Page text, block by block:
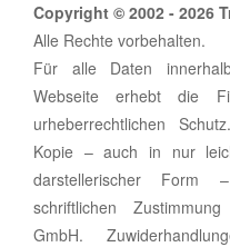
Copyright © 2002 - 2026
Alle Rechte vorbehalten.
Für alle Daten
Webseite erhebt die
urheberrechtlichen
Kopie – auch in nur
darstellerischer Form
schriftlichen
GmbH.